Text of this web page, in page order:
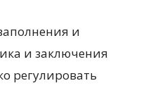
и
и заключения
регулировать